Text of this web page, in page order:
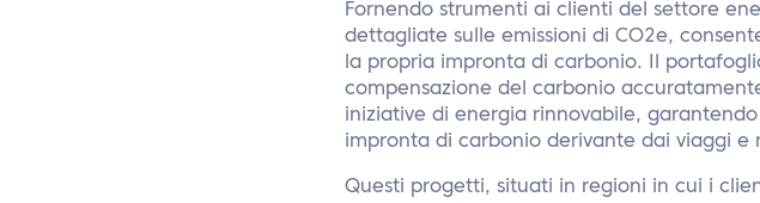
Fornendo strumenti ai clienti del settore
dettagliate sulle emissioni di CO2e,
la propria impronta di carbonio. Il
compensazione del carbonio
iniziative di energia rinnovabile,
impronta di carbonio derivante dai viaggi
Questi progetti, situati in regioni in cui i